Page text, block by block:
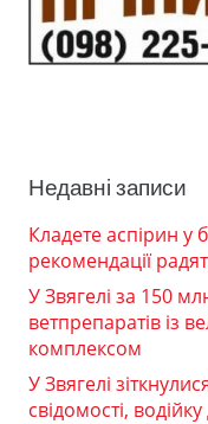
Недавні записи
Кладете аспірин у
рекомендації
У Звягелі за 150
ветпрепаратів із
комплексом
У Звягелі
свідомості,